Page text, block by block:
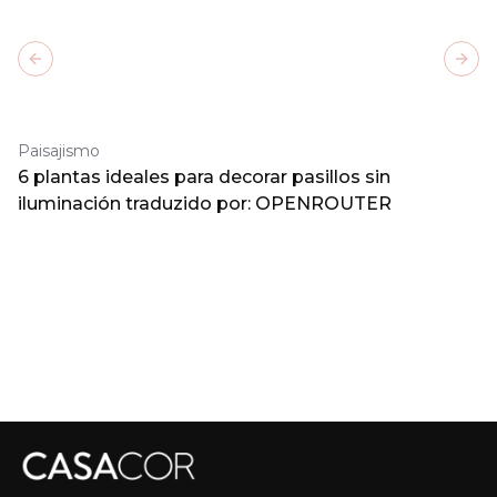
Paisajismo
6 plantas ideales para decorar pasillos sin
iluminación traduzido por: OPENROUTER
Previous slide